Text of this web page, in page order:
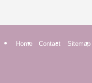
Home Contact Sitemap